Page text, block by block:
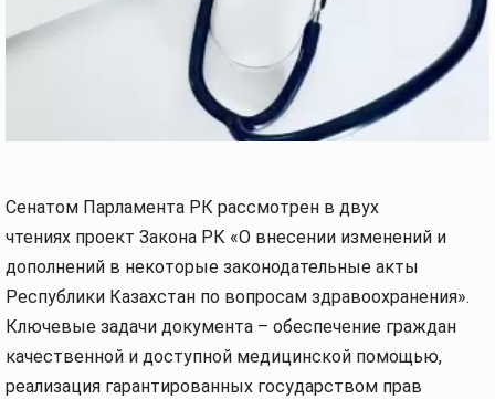
Сенатом Парламента РК рассмотрен в двух
чтениях проект Закона РК «О внесении изменений и
дополнений в некоторые законодательные акты
Республики Казахстан по вопросам здравоохранения».
Ключевые задачи документа – обеспечение граждан
качественной и доступной медицинской помощью,
реализация гарантированных государством прав